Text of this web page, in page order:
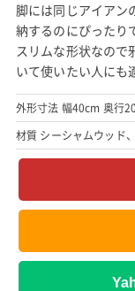
脚には同じアイアン
納するのにぴったり
スリムな形状なので
いて使いたい人にも
外形寸法 幅40cm 奥行
材質 シーシャムウッド